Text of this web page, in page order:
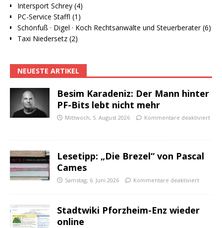
Intersport Schrey (4)
PC-Service Staffl (1)
Schönfuß · Digel · Koch Rechtsanwälte und Steuerberater (6)
Taxi Niedersetz (2)
NEUESTE ARTIKEL
Besim Karadeniz: Der Mann hinter
PF-Bits lebt nicht mehr
Mittwoch, 5. August 2026 Kommentare deaktiviert
Lesetipp: „Die Brezel“ von Pascal
Cames
Samstag, 6. Juni 2026 Kommentare deaktiviert
Stadtwiki Pforzheim-Enz wieder
online